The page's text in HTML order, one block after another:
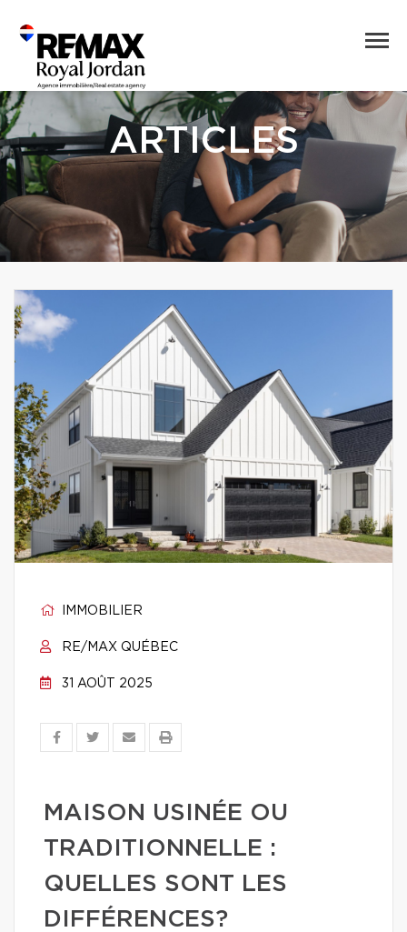
ARTICLES
IMMOBILIER
RE/MAX QUÉBEC
31 AOÛT 2025
MAISON USINÉE OU
TRADITIONNELLE :
QUELLES SONT LES
DIFFÉRENCES?